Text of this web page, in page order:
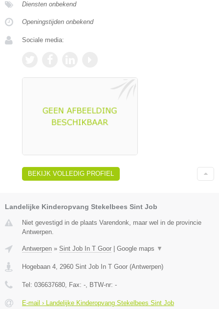
Diensten onbekend
Openingstijden onbekend
Sociale media:
BEKIJK VOLLEDIG PROFIEL
Landelijke Kinderopvang Stekelbees Sint Job
Niet gevestigd in de plaats Varendonk, maar wel in de provincie
Antwerpen.
Antwerpen » Sint Job In T Goor | Google maps ▼
Hogebaan 4 2960 Sint Job In T Goor (Antwerpen)
Tel: 036637680 , Fax: - , BTW-nr: -
E-mail › Landelijke Kinderopvang Stekelbees Sint Job